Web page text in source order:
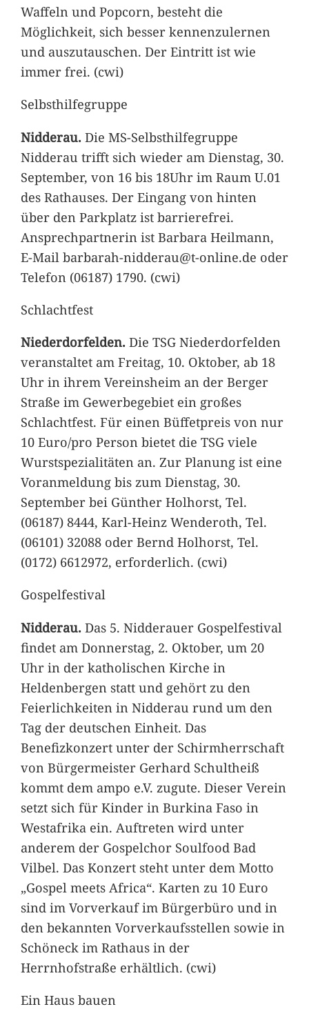
Waffeln und Popcorn, besteht die
Möglichkeit, sich besser kennenzulernen
und auszutauschen. Der Eintritt ist wie
immer frei. (cwi)
Selbsthilfegruppe
Nidderau.Die MS-Selbsthilfegruppe
Nidderau trifft sich wieder am Dienstag, 30.
September, von 16 bis 18Uhr im Raum U.01
des Rathauses. Der Eingang von hinten
über den Parkplatz ist barrierefrei.
Ansprechpartnerin ist Barbara Heilmann,
E-Mail barbarah-nidderau@t-online.de oder
Telefon (06187) 1790. (cwi)
Schlachtfest
Niederdorfelden.Die TSG Niederdorfelden
veranstaltet am Freitag, 10. Oktober, ab 18
Uhr in ihrem Vereinsheim an der Berger
Straße im Gewerbegebiet ein großes
Schlachtfest. Für einen Büffetpreis von nur
10 Euro/pro Person bietet die TSG viele
Wurstspezialitäten an. Zur Planung ist eine
Voranmeldung bis zum Dienstag, 30.
September bei Günther Holhorst, Tel.
(06187) 8444, Karl-Heinz Wenderoth, Tel.
(06101) 32088 oder Bernd Holhorst, Tel.
(0172) 6612972, erforderlich. (cwi)
Gospelfestival
Nidderau.Das 5. Nidderauer Gospelfestival
findet am Donnerstag, 2. Oktober, um 20
Uhr in der katholischen Kirche in
Heldenbergen statt und gehört zu den
Feierlichkeiten in Nidderau rund um den
Tag der deutschen Einheit. Das
Benefizkonzert unter der Schirmherrschaft
von Bürgermeister Gerhard Schultheiß
kommt dem ampo e.V. zugute. Dieser Verein
setzt sich für Kinder in Burkina Faso in
Westafrika ein. Auftreten wird unter
anderem der Gospelchor Soulfood Bad
Vilbel. Das Konzert steht unter dem Motto
„Gospel meets Africa“. Karten zu 10 Euro
sind im Vorverkauf im Bürgerbüro und in
den bekannten Vorverkaufsstellen sowie in
Schöneck im Rathaus in der
Herrnhofstraße erhältlich. (cwi)
Ein Haus bauen